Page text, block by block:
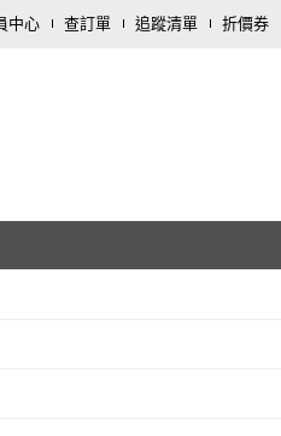
中心 查訂單 追蹤清單 折價券